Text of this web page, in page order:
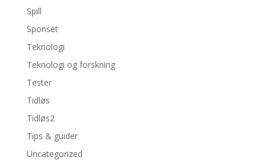
Spill
Sponset
Teknologi
Teknologi og forskning
Tester
Tidløs
Tidløs2
Tips & guider
Uncategorized